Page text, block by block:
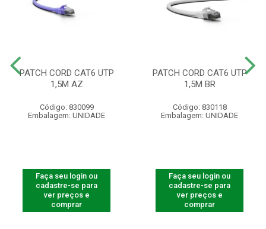
PATCH CORD CAT6 UTP
1,5M AZ
Código: 830099
Embalagem: UNIDADE
Faça seu login ou
cadastre-se para
ver preços e
comprar
PATCH CORD CAT6 UTP
1,5M BR
Código: 830118
Embalagem: UNIDADE
Faça seu login ou
cadastre-se para
ver preços e
comprar